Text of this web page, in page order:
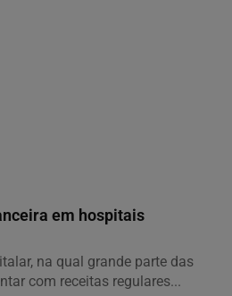
em hospitais
na qual grande parte das
com receitas regulares...